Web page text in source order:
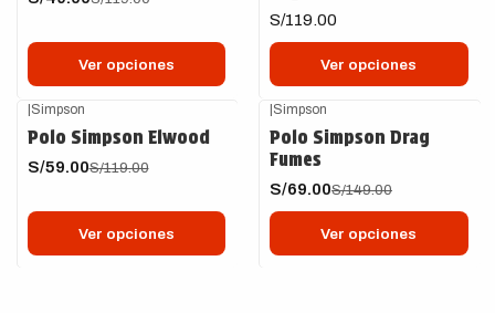
Ver opciones
S/119.00
Ver opciones
|Simpson
Polo Simpson Elwood
S/59.00S/119.00
Ver opciones
|Simpson
Polo Simpson Drag
Fumes
S/69.00S/149.00
Ver opciones